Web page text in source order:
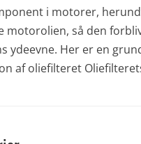
i motorer,
motorolien, så den
ydeevne. Her er en
af oliefilteret